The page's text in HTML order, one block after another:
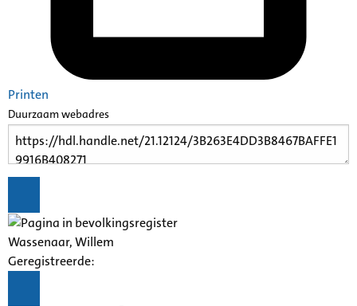
Printen
Duurzaam webadres
Wassenaar, Willem
Geregistreerde: